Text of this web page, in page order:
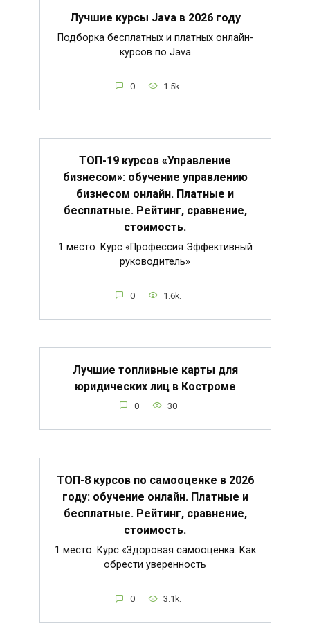
Лучшие курсы Java в 2026 году
Подборка бесплатных и платных онлайн-
курсов по Java
0 1.5k.
ТОП-19 курсов «Управление
бизнесом»: обучение управлению
бизнесом онлайн. Платные и
бесплатные. Рейтинг, сравнение,
стоимость.
1 место. Курс «Профессия Эффективный
руководитель»
0 1.6k.
Лучшие топливные карты для
юридических лиц в Костроме
0 30
ТОП-8 курсов по самооценке в 2026
году: обучение онлайн. Платные и
бесплатные. Рейтинг, сравнение,
стоимость.
1 место. Курс «Здоровая самооценка. Как
обрести уверенность
0 3.1k.